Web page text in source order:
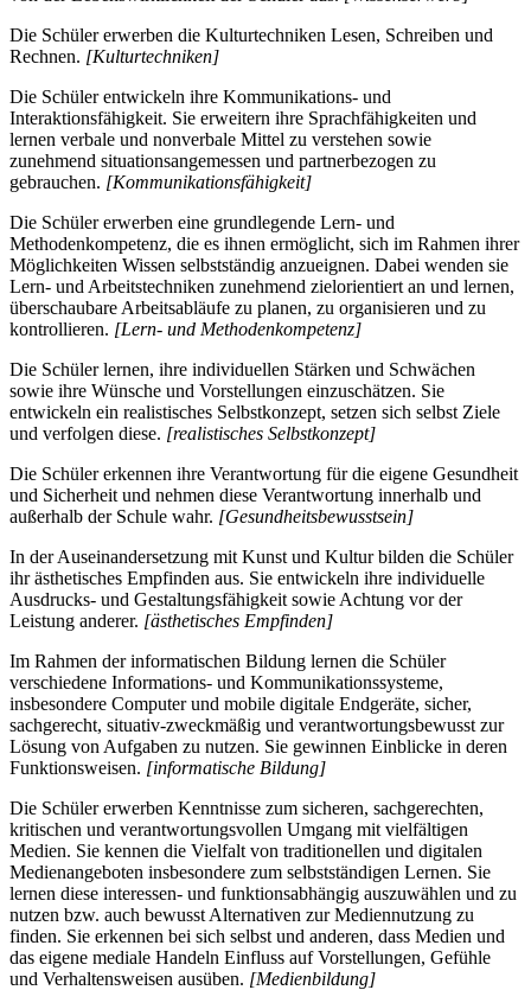
Die Schüler erwerben die Kulturtechniken Lesen, Schreiben und
Rechnen. [Kulturtechniken]
Die Schüler entwickeln ihre Kommunikations- und
Interaktionsfähigkeit. Sie erweitern ihre Sprachfähigkeiten und
lernen verbale und nonverbale Mittel zu verstehen sowie
zunehmend situationsangemessen und partnerbezogen zu
gebrauchen. [Kommunikationsfähigkeit]
Die Schüler erwerben eine grundlegende Lern- und
Methodenkompetenz, die es ihnen ermöglicht, sich im Rahmen ihrer
Möglichkeiten Wissen selbstständig anzueignen. Dabei wenden sie
Lern- und Arbeitstechniken zunehmend zielorientiert an und lernen,
überschaubare Arbeitsabläufe zu planen, zu organisieren und zu
kontrollieren. [Lern- und Methodenkompetenz]
Die Schüler lernen, ihre individuellen Stärken und Schwächen
sowie ihre Wünsche und Vorstellungen einzuschätzen. Sie
entwickeln ein realistisches Selbstkonzept, setzen sich selbst Ziele
und verfolgen diese. [realistisches Selbstkonzept]
Die Schüler erkennen ihre Verantwortung für die eigene Gesundheit
und Sicherheit und nehmen diese Verantwortung innerhalb und
außerhalb der Schule wahr. [Gesundheitsbewusstsein]
In der Auseinandersetzung mit Kunst und Kultur bilden die Schüler
ihr ästhetisches Empfinden aus. Sie entwickeln ihre individuelle
Ausdrucks- und Gestaltungsfähigkeit sowie Achtung vor der
Leistung anderer. [ästhetisches Empfinden]
Im Rahmen der informatischen Bildung lernen die Schüler
verschiedene Informations- und Kommunikationssysteme,
insbesondere Computer und mobile digitale Endgeräte, sicher,
sachgerecht, situativ-zweckmäßig und verantwortungsbewusst zur
Lösung von Aufgaben zu nutzen. Sie gewinnen Einblicke in deren
Funktionsweisen. [informatische Bildung]
Die Schüler erwerben Kenntnisse zum sicheren, sachgerechten,
kritischen und verantwortungsvollen Umgang mit vielfältigen
Medien. Sie kennen die Vielfalt von traditionellen und digitalen
Medienangeboten insbesondere zum selbstständigen Lernen. Sie
lernen diese interessen- und funktionsabhängig auszuwählen und zu
nutzen bzw. auch bewusst Alternativen zur Mediennutzung zu
finden. Sie erkennen bei sich selbst und anderen, dass Medien und
das eigene mediale Handeln Einfluss auf Vorstellungen, Gefühle
und Verhaltensweisen ausüben. [Medienbildung]